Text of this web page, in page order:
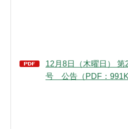
12月8日（木曜日） 第
号 公告（PDF：